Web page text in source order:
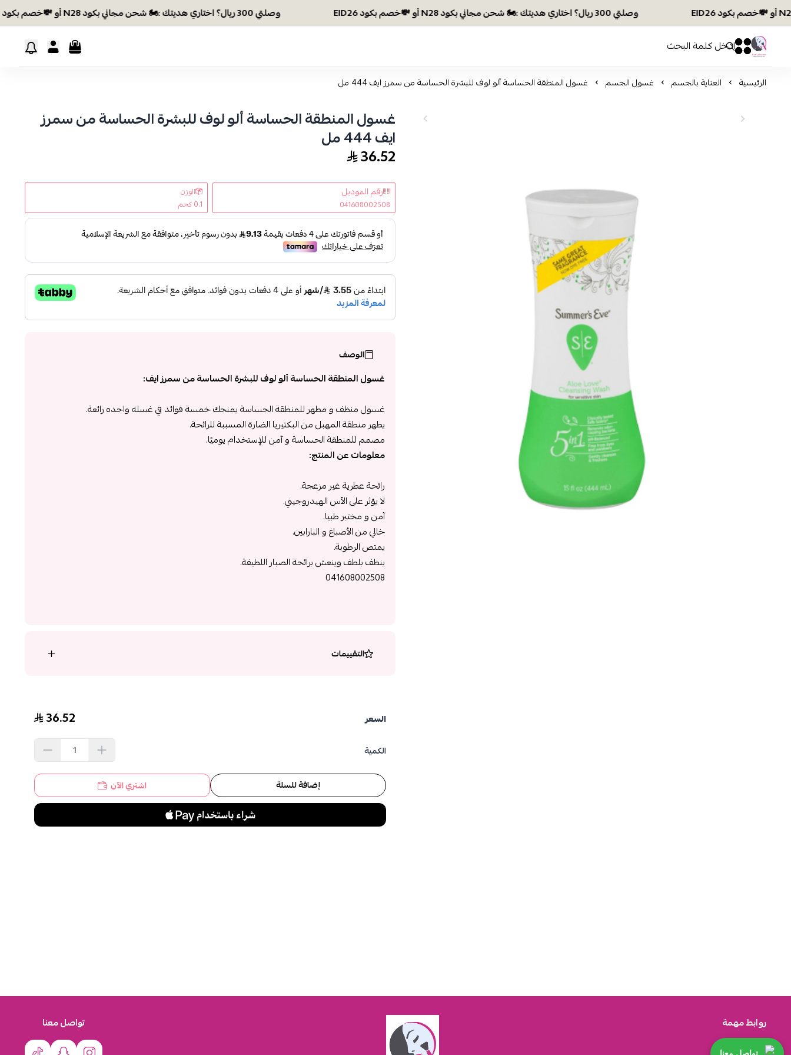
وصلتي 300 ريال؟ اختاري هديتك :🏍 شحن مجاني بكود N28 أو 💸خصم بكود EID26 وصلتي 300 ريال؟ اختاري هديتك :🏍 شحن مجاني بكود N28 أو 💸خصم بكود EID26
افكار ومخازن العناية
0 0
الرئيسية العناية بالجسم غسول الجسم غسول المنطقة الحساسة ألو لوف للبشرة الحساسة من سمرز ايف 444 مل
غسول المنطقة الحساسة ألو لوف للبشرة الحساسة من سمرز
ايف 444 مل
36.52
رقم الموديل
041608002508
الوزن
0.1 كجم
الوصف
غسول المنطقة الحساسة ألو لوف للبشرة الحساسة من سمرز ايف:
غسول منظف و مطهر للمنطقة الحساسة يمنحك خمسة فوائد في غسله واحده رائعة.
يطهر منطقة المهبل من البكتيريا الضارة المسببة للرائحة.
مصمم للمنطقة الحساسة و آمن للإستخدام يوميًا.
معلومات عن المنتج:
رائحة عطرية غير مزعجة.
لا يؤثر على الأس الهيدروجيني.
آمن و مختبر طبيا.
خالي من الأصباغ و البارابين.
يمتص الرطوبة.
ينظف بلطف وينعش برائحة الصبار اللطيفة.
041608002508
التقييمات
السعر 36.52
الكمية
إضافة للسلة اشتري الآن
روابط مهمة تواصل معنا